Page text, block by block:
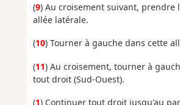
(9) Au croisement suivant, prendre
allée latérale.
(10) Tourner à gauche dans cette
(11) Au croisement, tourner à
tout droit (Sud-Ouest).
(1) Continuer tout droit jusqu'au